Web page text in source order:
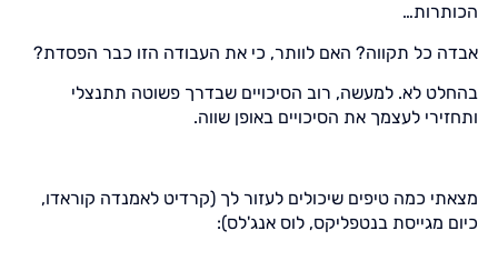
הכותרות…
אבדה כל תקווה? האם לוותר, כי את העבודה הזו כבר הפסדת?
בהחלט לא. למעשה, רוב הסיכויים שבדרך פשוטה תתנצלי
ותחזירי לעצמך את הסיכויים באופן שווה.
מצאתי כמה טיפים שיכולים לעזור לך (קרדיט לאמנדה קוראדו,
כיום מגייסת בנטפליקס, לוס אנג'לס):